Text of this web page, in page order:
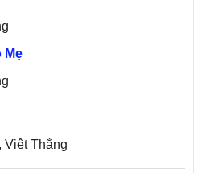
Mẹ
Việt Thắng